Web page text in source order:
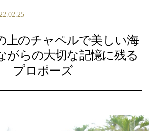
上のチャペルで美しい海
がらの大切な記憶に残る
プロポーズ